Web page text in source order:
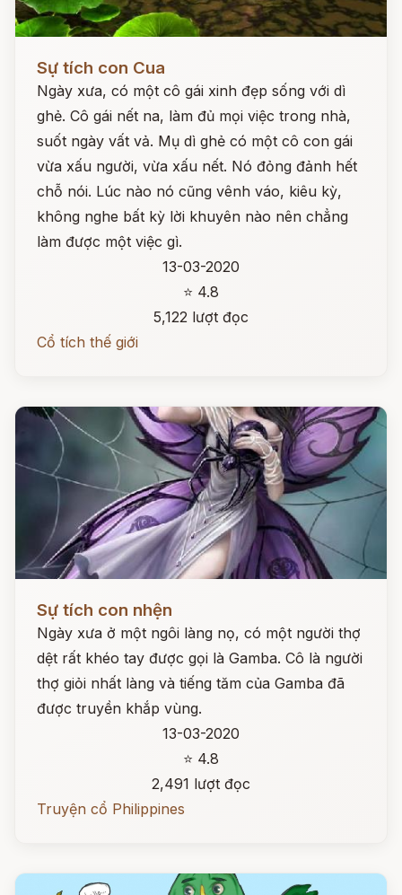
Sự tích con Cua
Ngày xưa, có một cô gái xinh đẹp sống với dì
ghẻ. Cô gái nết na, làm đủ mọi việc trong nhà,
suốt ngày vất vả. Mụ dì ghẻ có một cô con gái
vừa xấu người, vừa xấu nết. Nó đỏng đảnh hết
chỗ nói. Lúc nào nó cũng vênh váo, kiêu kỳ,
không nghe bất kỳ lời khuyên nào nên chẳng
làm được một việc gì.
13-03-2020
⭐ 4.8
5,122 lượt đọc
Cổ tích thế giới
Sự tích con nhện
Ngày xưa ở một ngôi làng nọ, có một người thợ
dệt rất khéo tay được gọi là Gamba. Cô là người
thợ giỏi nhất làng và tiếng tăm của Gamba đã
được truyền khắp vùng.
13-03-2020
⭐ 4.8
2,491 lượt đọc
Truyện cổ Philippines